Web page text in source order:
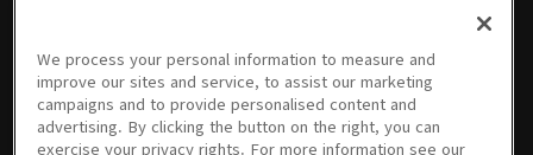
01회
04/08/2025 • 1시간 39분
02회
04/15/2025 • 1시간 43분
03회
04/22/2025 • 1시간 45분
04회
04/29/2025 • 1시간 45분
05회
05/06/2025 • 1시간 44분
We process your personal information to measure and
improve our sites and service, to assist our marketing
campaigns and to provide personalised content and
advertising. By clicking the button on the right, you can
exercise your privacy rights. For more information see our